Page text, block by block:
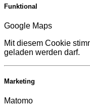
Funktional
Google Maps
Mit diesem Cookie
geladen werden darf.
Marketing
Matomo